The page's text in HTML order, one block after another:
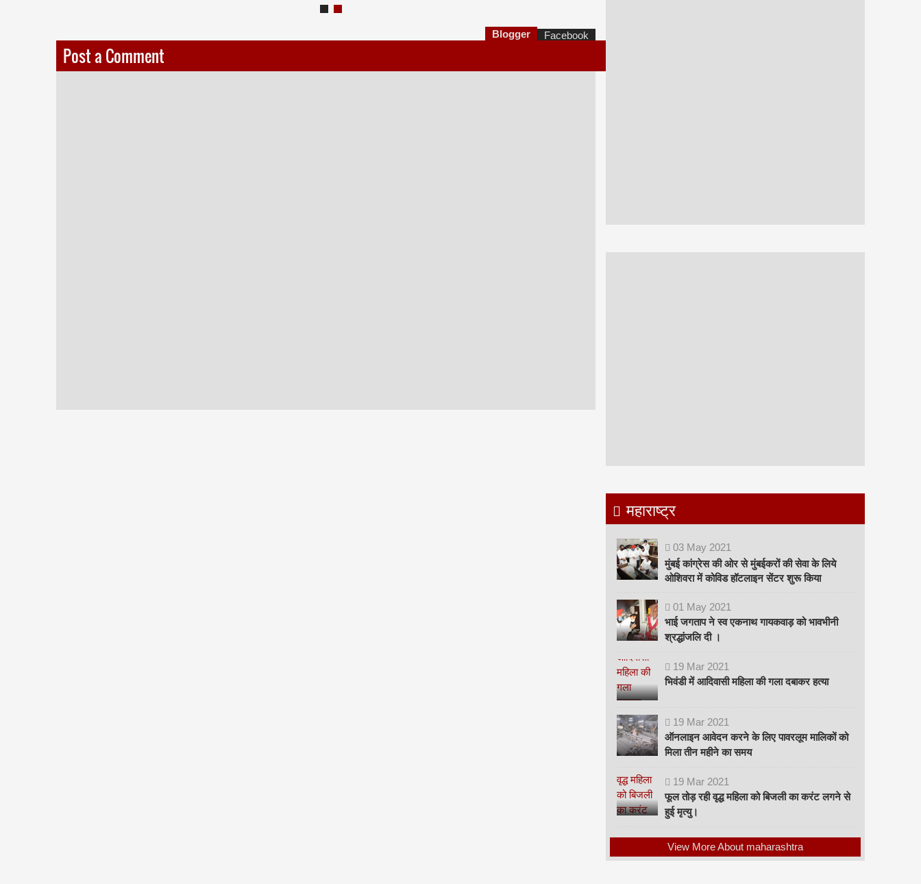
Post a Comment
Blogger Facebook
महाराष्ट्र
03 May 2021
मुंबई कांग्रेस की ओर से मुंबईकरों की सेवा के लिये
ओशिवरा में कोविड हॉटलाइन सेंटर शुरू किया
01 May 2021
भाई जगताप ने स्व एकनाथ गायकवाड़ को भावभीनी
श्रद्धांजलि दी ।
19 Mar 2021
भिवंडी में आदिवासी महिला की गला दबाकर हत्या
19 Mar 2021
ऑनलाइन आवेदन करने के लिए पावरलूम मालिकों को
मिला तीन महीने का समय
19 Mar 2021
फूल तोड़ रही वृद्ध महिला को बिजली का करंट लगने से
हुई मृत्यु।
View More About maharashtra